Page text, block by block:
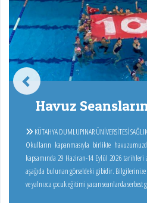
Havuz
Okulların kapanmasıyla birlikte
kapsamında 29 Haziran-14 Eylül 2026 tarihleri
aşağıda bulunan görseldeki gibidir. Bilgilerinize